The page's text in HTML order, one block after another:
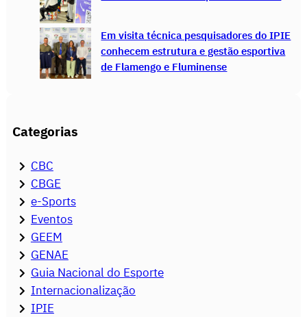
Em visita técnica pesquisadores do IPIE
conhecem estrutura e gestão esportiva
de Flamengo e Fluminense
Categorias
CBC
CBGE
e-Sports
Eventos
GEEM
GENAE
Guia Nacional do Esporte
Internacionalização
IPIE